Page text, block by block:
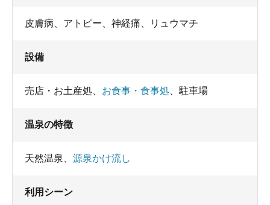
皮膚病、アトピー、神経痛、リュウマチ
設備
売店・お土産処 お食事・食事処 駐車場
温泉の特徴
天然温泉 源泉かけ流し
利用シーン